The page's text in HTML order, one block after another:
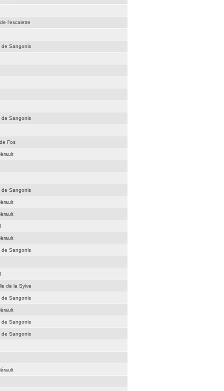
l'escalette
de Sangonis
de Sangonis
Fos
de Sangonis
de Sangonis
de la Sylve
de Sangonis
de Sangonis
de Sangonis